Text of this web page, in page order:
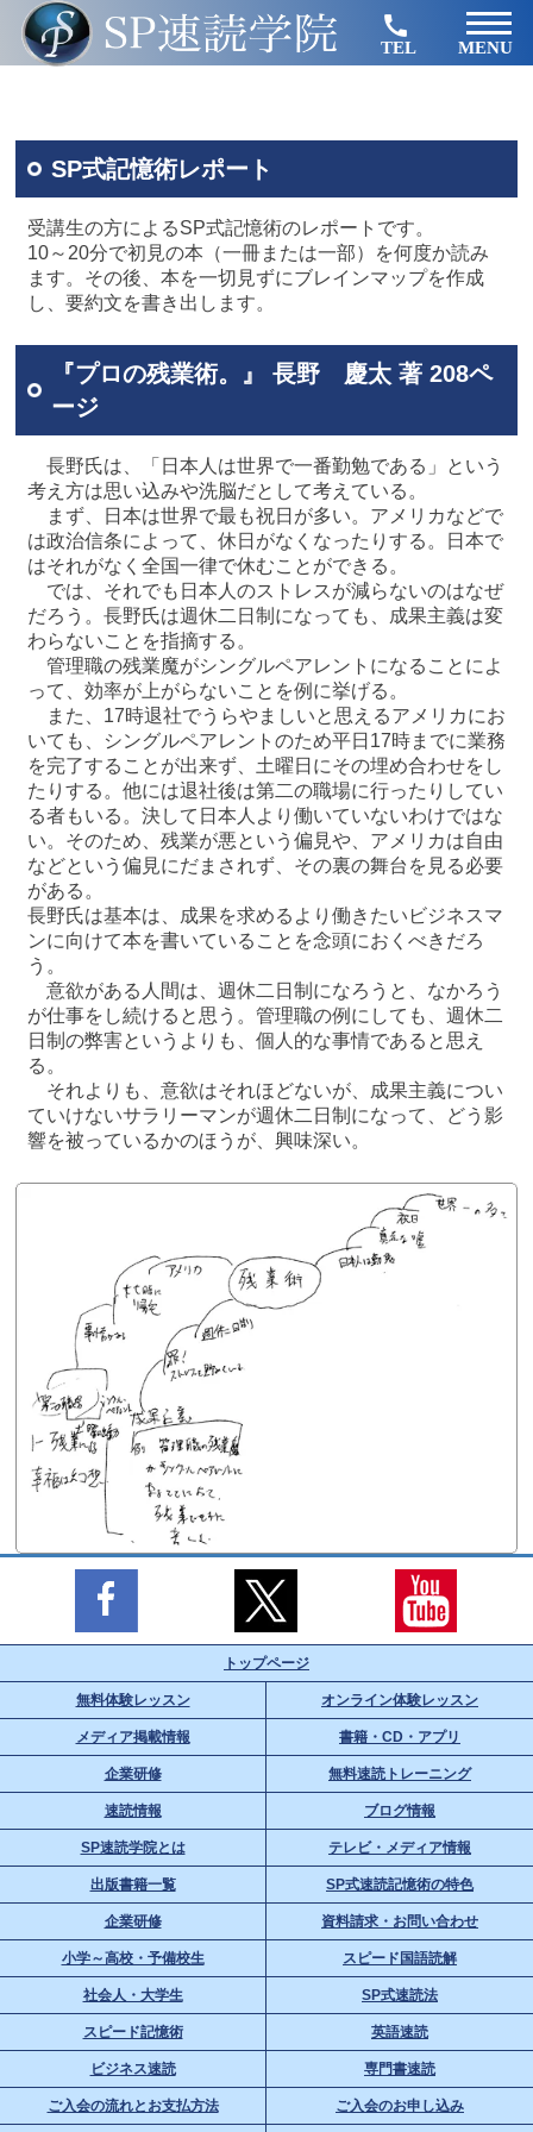
TEL MENU
SP式記憶術レポート
受講生の方によるSP式記憶術のレポートです。
10～20分で初見の本（一冊または一部）を何度か読み
ます。その後、本を一切見ずにブレインマップを作成
し、要約文を書き出します。
『プロの残業術。』 長野 慶太 著 208ペ
ージ
長野氏は、「日本人は世界で一番勤勉である」という
考え方は思い込みや洗脳だとして考えている。
まず、日本は世界で最も祝日が多い。アメリカなどで
は政治信条によって、休日がなくなったりする。日本で
はそれがなく全国一律で休むことができる。
では、それでも日本人のストレスが減らないのはなぜ
だろう。長野氏は週休二日制になっても、成果主義は変
わらないことを指摘する。
管理職の残業魔がシングルペアレントになることによ
って、効率が上がらないことを例に挙げる。
また、17時退社でうらやましいと思えるアメリカにお
いても、シングルペアレントのため平日17時までに業務
を完了することが出来ず、土曜日にその埋め合わせをし
たりする。他には退社後は第二の職場に行ったりしてい
る者もいる。決して日本人より働いていないわけではな
い。そのため、残業が悪という偏見や、アメリカは自由
などという偏見にだまされず、その裏の舞台を見る必要
がある。
長野氏は基本は、成果を求めるより働きたいビジネスマ
ンに向けて本を書いていることを念頭におくべきだろ
う。
意欲がある人間は、週休二日制になろうと、なかろう
が仕事をし続けると思う。管理職の例にしても、週休二
日制の弊害というよりも、個人的な事情であると思え
る。
それよりも、意欲はそれほどないが、成果主義につい
ていけないサラリーマンが週休二日制になって、どう影
響を被っているかのほうが、興味深い。
トップページ
無料体験レッスン オンライン体験レッスン
メディア掲載情報 書籍・CD・アプリ
企業研修 無料速読トレーニング
速読情報 ブログ情報
SP速読学院とは テレビ・メディア情報
出版書籍一覧 SP式速読記憶術の特色
企業研修 資料請求・お問い合わせ
小学～高校・予備校生 スピード国語読解
社会人・大学生 SP式速読法
スピード記憶術 英語速読
ビジネス速読 専門書速読
ご入会の流れとお支払方法 ご入会のお申し込み